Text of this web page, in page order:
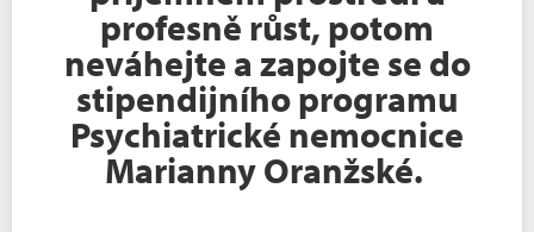
profesně růst, potom
neváhejte a zapojte se do
stipendijního programu
Psychiatrické nemocnice
Marianny Oranžské.